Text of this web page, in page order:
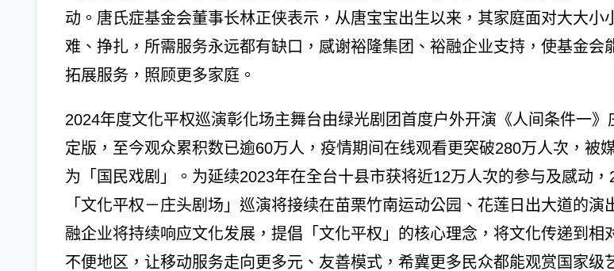
动。唐氏症基金会董事长林正侠表示，从唐宝宝出生以来，其家庭面对大大小
难、挣扎，所需服务永远都有缺口，感谢裕隆集团、裕融企业支持，使基金会
拓展服务，照顾更多家庭。
2024年度文化平权巡演彰化场主舞台由绿光剧团首度户外开演《人间条件一》
定版，至今观众累积数已逾60万人，疫情期间在线观看更突破280万人次，被
为「国民戏剧」。为延续2023年在全台十县市获将近12万人次的参与及感动，
「文化平权－庄头剧场」巡演将接续在苗栗竹南运动公园、花莲日出大道的演
融企业将持续响应文化发展，提倡「文化平权」的核心理念，将文化传递到相
不便地区，让移动服务走向更多元、友善模式，希冀更多民众都能观赏国家级